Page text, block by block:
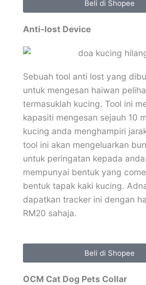
Beli di Shopee
Anti-lost Device
Sebuah tool anti lost yang
untuk mengesan haiwan
termasuklah kucing. Tool ini
kapasiti mengesan sejauh 10
kucing anda menghampiri
tool ini akan mengeluarkan
untuk peringatan kepada
mempunyai bentuk yang
bentuk tapak kaki kucing.
dapatkan tracker ini dengan
RM20 sahaja.
Beli di Shopee
OCM Cat Dog Pets Collar